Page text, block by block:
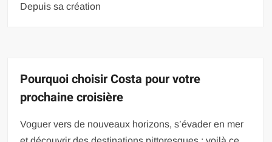
Depuis sa création
Pourquoi choisir Costa pour votre
prochaine croisière
Voguer vers de nouveaux horizons, s’évader en mer